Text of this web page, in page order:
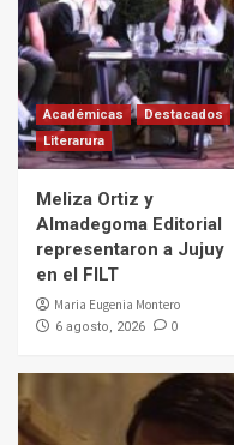
Académicas
Destacados
Literarura
Meliza Ortiz y
Almadegoma Editorial
representaron a Jujuy
en el FILT
Maria Eugenia Montero
6 agosto, 2026 0